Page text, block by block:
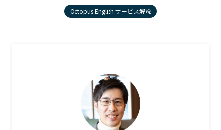
Octopus English サービス解説